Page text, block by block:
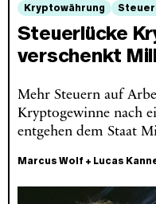
Kryptowährung
Steuerlücke
verschenkt
Mehr Steuern auf
Kryptogewinne nach
entgehen dem Staat
Marcus Wolf + Lucas